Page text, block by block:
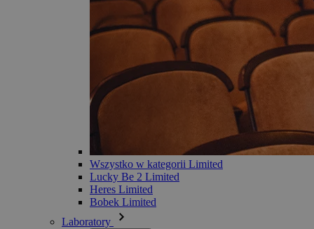
Wszystko w kategorii Limited
Lucky Be 2 Limited
Heres Limited
Bobek Limited
Laboratory